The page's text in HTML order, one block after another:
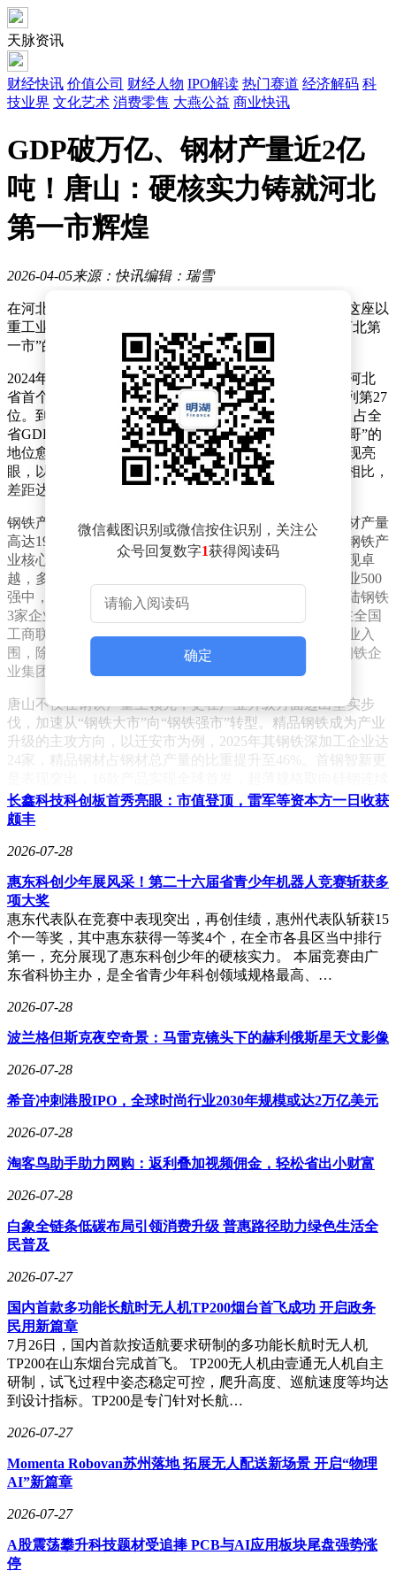
天脉资讯
财经快讯 价值公司 财经人物 IPO解读 热门赛道 经济解码 科
技业界 文化艺术 消费零售 大燕公益 商业快讯
GDP破万亿、钢材产量近2亿
吨！唐山：硬核实力铸就河北
第一市辉煌
2026-04-05来源：快讯编辑：瑞雪
在河北省的经济版图中，唐山始终是那颗耀眼的明星。这座以
重工业闻名的城市，凭借钢铁产业的雄厚实力，稳坐“河北第
一市”的宝座，在2025年交出了一份令人瞩目的成绩单。
2024年，唐山率先实现GDP破万亿的历史性跨越，成为河北
省首个迈入“万亿俱乐部”的城市，在全国城市排名中位列第27
位。到了2025年，其经济总量进一步攀升至10450亿元，占全
省GDP的21.2%，领先第二名石家庄1799亿元，经济“一哥”的
地位愈发稳固。与此同时，唐山在人均GDP方面同样表现亮
眼，以超过10万元的成绩领跑全省，与省内最低的邢台相比，
差距达3.3倍，展现出强大的经济实力和发展韧性。
钢铁产业是唐山经济发展的核心支柱。2025年，唐山钢材产量
高达19166万吨，接近2亿吨大关，继续巩固其作为中国钢铁产
业核心腹地的地位。在产业集群方面，唐山钢铁企业表现卓
越，多家企业跻身全国权威榜单。在2025中国制造业企业500
强中，河北津西钢铁集团、河北鑫达钢铁集团、唐山港陆钢铁
3家企业上榜，分别位列第92位、第107位和第168位；在全国
工商联发布的2025中国民营企业500强中，唐山有5家企业入
围，除上述3家外，还包括迁安市九江线材和唐山东华钢铁企
业集团，彰显了民营钢铁企业的强劲实力。
唐山不仅在钢铁产量上领先，更在产业升级方面迈出坚实步
伐，加速从“钢铁大市”向“钢铁强市”转型。精品钢铁成为产业
升级的主攻方向，以迁安市为例，2025年其钢铁深加工企业达
24家，精品钢材占钢材总产量的比重提升至46%。首钢智新更
7年市场占有率全球第一，新能源汽车用无取向硅钢市场占有
率也位居全球首位，国内每3辆新能源汽车中就有1辆搭载“首
现出强大的创新能力和发展潜力。
在追求经济发展的同时，唐山钢铁产业也积极践行绿色发展理
念。2024年以来，唐山推动15个钢铁领域垂直大模型和159个
相关配套应用场景落地，形成系统性推进态势。龙头钢铁企业
全面拥抱人工智能大模型，以唐钢、首钢京唐、首钢迁钢等企
业为核心，鑫达、纵横、报春电商等多点发力，垂直领域大模
型应用贯穿生产全链条，涵盖排程、炼钢、物流、质检、供销
域，唐山全面推进工业企业超低排放改造，截至2025年底，已
培育国家级绿色工厂80家、省级195家，26家钢铁冶炼企业实
上。历经多轮产能优化、技术改造与产业升级，唐山钢铁产业
延加工业利润总额达122.6亿元，同比累计增长6631.2%，用实
打实的数据打破了“重工业必低效”的刻板印象，走出了一条重
总投资1488.6亿元的124个钢铁产业链项目有序推进，东华钢
铁1580mm热轧宽带钢正式投产，首钢智新的高端硅钢热处理
善规范建设，唐山三友精细化工产业园项目土建主体结构全部
完工，建成后将成为全国最大的规模化量产示范性生产线。作
为中国北方重要的能源、矿石和集装箱枢纽，唐山港2024年货
物吞吐量达8.6亿吨，稳居全球沿海港口第二位，为唐山的重
工业优势和物流外贸发展提供了有力支撑。
微信截图识别或微信按住识别，关注公
众号回复数字1获得阅读码
确定
长鑫科技科创板首秀亮眼：市值登顶，雷军等资本方一日收获
颇丰
2026-07-28
惠东科创少年展风采！第二十六届省青少年机器人竞赛斩获多
项大奖
惠东代表队在竞赛中表现突出，再创佳绩，惠州代表队斩获15
个一等奖，其中惠东获得一等奖4个，在全市各县区当中排行
第一，充分展现了惠东科创少年的硬核实力。 本届竞赛由广
东省科协主办，是全省青少年科创领域规格最高、…
2026-07-28
波兰格但斯克夜空奇景：马雷克镜头下的赫利俄斯星天文影像
2026-07-28
希音冲刺港股IPO，全球时尚行业2030年规模或达2万亿美元
2026-07-28
淘客鸟助手助力网购：返利叠加视频佣金，轻松省出小财富
2026-07-28
白象全链条低碳布局引领消费升级 普惠路径助力绿色生活全
民普及
2026-07-27
国内首款多功能长航时无人机TP200烟台首飞成功 开启政务
民用新篇章
7月26日，国内首款按适航要求研制的多功能长航时无人机
TP200在山东烟台完成首飞。 TP200无人机由壹通无人机自主
研制，试飞过程中姿态稳定可控，爬升高度、巡航速度等均达
到设计指标。TP200是专门针对长航…
2026-07-27
Momenta Robovan苏州落地 拓展无人配送新场景 开启“物理
AI”新篇章
2026-07-27
A股震荡攀升科技题材受追捧 PCB与AI应用板块尾盘强势涨
停